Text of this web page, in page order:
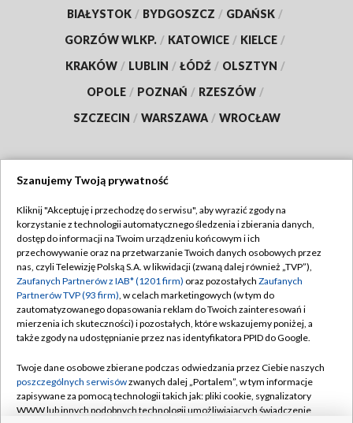
BIAŁYSTOK / BYDGOSZCZ / GDAŃSK /
GORZÓW WLKP. / KATOWICE / KIELCE /
KRAKÓW / LUBLIN / ŁÓDŹ / OLSZTYN /
OPOLE / POZNAŃ / RZESZÓW /
SZCZECIN / WARSZAWA / WROCŁAW
TVP
Abonament TVP
Emisja w TVP
Centrum informacji TVP
Naziemna Telewizja Cyfrowa
Rada Programowa
System NOS
Regulamin TVP
Polityka prywatności
Moje zgody
Pomoc
Kontakt
Szanujemy Twoją prywatność
Kliknij "Akceptuję i przechodzę do serwisu", aby wyrazić zgody na
korzystanie z technologii automatycznego śledzenia i zbierania danych,
dostęp do informacji na Twoim urządzeniu końcowym i ich
przechowywanie oraz na przetwarzanie Twoich danych osobowych przez
nas, czyli Telewizję Polską S.A. w likwidacji (zwaną dalej również „TVP”),
Zaufanych Partnerów z IAB* (1201 firm) oraz pozostałych Zaufanych
Partnerów TVP (93 firm), w celach marketingowych (w tym do
zautomatyzowanego dopasowania reklam do Twoich zainteresowań i
mierzenia ich skuteczności) i pozostałych, które wskazujemy poniżej, a
także zgody na udostępnianie przez nas identyfikatora PPID do Google.
Twoje dane osobowe zbierane podczas odwiedzania przez Ciebie naszych
poszczególnych serwisówzwanych dalej „Portalem”, w tym informacje
zapisywane za pomocą technologii takich jak: pliki cookie, sygnalizatory
WWW lub innych podobnych technologii umożliwiających świadczenie